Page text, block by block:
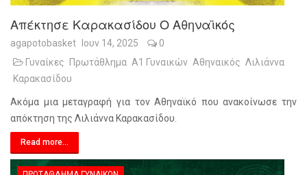
Απέκτησε Καρακασίδου Ο Αθηναϊκός
agapotobasket Ιουν 14, 2025
0
Γυναίκες
Πρωτάθλημα Α1 Γυναικών Αθηναικός Λιλιάννα
Καρακασίδου
Ακόμα μια μεταγραφή για τον Αθηναϊκό που ανακοίνωσε την
απόκτηση της Λιλιάννα Καρακασίδου.
Read more...